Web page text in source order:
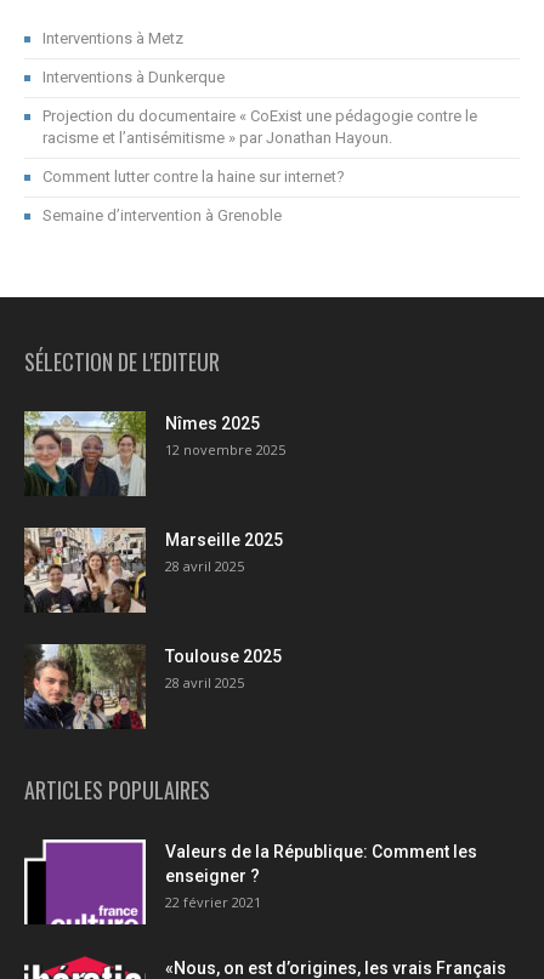
Interventions à Metz
Interventions à Dunkerque
Projection du documentaire « CoExist une pédagogie contre le
racisme et l’antisémitisme » par Jonathan Hayoun.
Comment lutter contre la haine sur internet?
Semaine d’intervention à Grenoble
SÉLECTION DE L'EDITEUR
Nîmes 2025
12 novembre 2025
Marseille 2025
28 avril 2025
Toulouse 2025
28 avril 2025
ARTICLES POPULAIRES
Valeurs de la République: Comment les
enseigner ?
22 février 2021
«Nous, on est d’origines, les vrais Français